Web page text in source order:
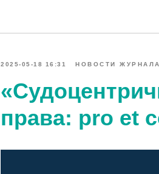
2025-05-18 16:31 НОВОСТИ
права: pro et